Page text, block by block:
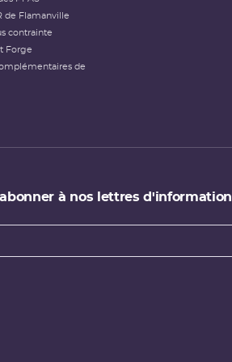
de Flamanville
contrainte
Forge
de
à nos lettres d'information